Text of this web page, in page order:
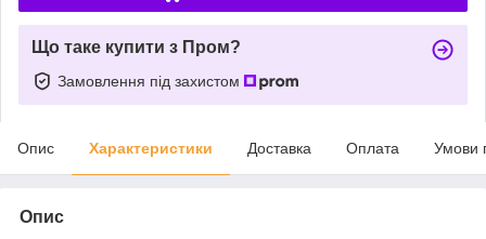
Що таке купити з Пром?
Замовлення під захистом
Опис Характеристики Доставка Оплата Умови
Опис